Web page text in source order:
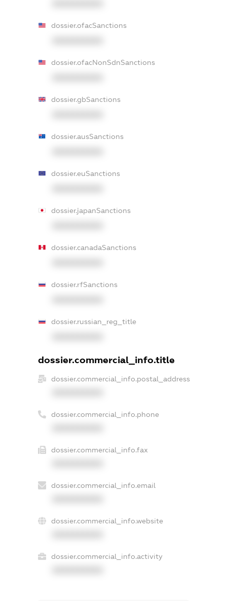
dossier.ofacSanctions
dossier.ofacNonSdnSanctions
dossier.gbSanctions
dossier.ausSanctions
dossier.euSanctions
dossier.japanSanctions
dossier.canadaSanctions
dossier.rfSanctions
dossier.russian_reg_title
dossier.commercial_info.title
dossier.commercial_info.postal_address
dossier.commercial_info.phone
dossier.commercial_info.fax
dossier.commercial_info.email
dossier.commercial_info.website
dossier.commercial_info.activity